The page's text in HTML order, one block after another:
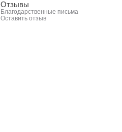
Отзывы
Благодарственные письма
Оставить отзыв